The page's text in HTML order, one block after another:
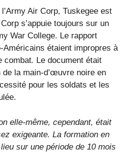
Air Corp, Tuskegee est
s’appuie toujours sur un
War College. Le rapport
Américains étaient impropres à
combat. Le document était
de la main-d’œuvre noire en
pour les soldats et les
elle-même, cependant, était
exigeante. La formation en
sur une période de 10 mois